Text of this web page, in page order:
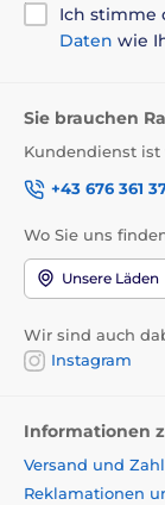
Ich stimme
Daten wie
Sie brauchen
Kundendienst ist
+43 676 361
Wo Sie uns
Unsere Läden
Wir sind auch
Instagram
Informationen
Versand und
Reklamationen